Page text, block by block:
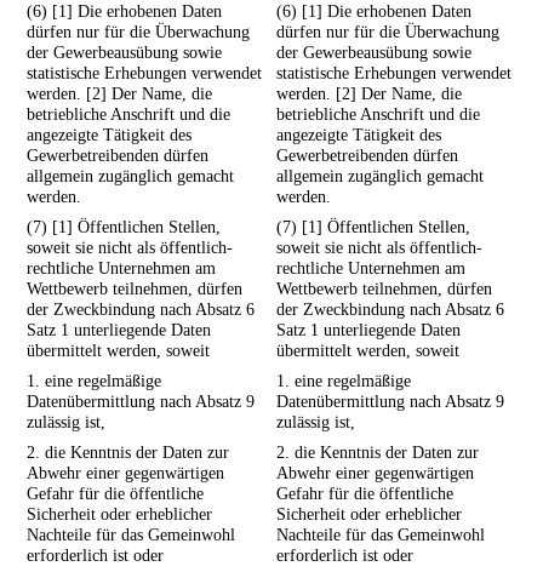
(6) [1] Die erhobenen Daten
dürfen nur für die Überwachung
der Gewerbeausübung sowie
statistische Erhebungen verwendet
werden. [2] Der Name, die
betriebliche Anschrift und die
angezeigte Tätigkeit des
Gewerbetreibenden dürfen
allgemein zugänglich gemacht
werden.
(6) [1] Die erhobenen Daten
dürfen nur für die Überwachung
der Gewerbeausübung sowie
statistische Erhebungen verwendet
werden. [2] Der Name, die
betriebliche Anschrift und die
angezeigte Tätigkeit des
Gewerbetreibenden dürfen
allgemein zugänglich gemacht
werden.
(7) [1] Öffentlichen Stellen,
soweit sie nicht als öffentlich-
rechtliche Unternehmen am
Wettbewerb teilnehmen, dürfen
der Zweckbindung nach Absatz 6
Satz 1 unterliegende Daten
übermittelt werden, soweit
(7) [1] Öffentlichen Stellen,
soweit sie nicht als öffentlich-
rechtliche Unternehmen am
Wettbewerb teilnehmen, dürfen
der Zweckbindung nach Absatz 6
Satz 1 unterliegende Daten
übermittelt werden, soweit
1. eine regelmäßige
Datenübermittlung nach Absatz 9
zulässig ist,
1. eine regelmäßige
Datenübermittlung nach Absatz 9
zulässig ist,
2. die Kenntnis der Daten zur
Abwehr einer gegenwärtigen
Gefahr für die öffentliche
Sicherheit oder erheblicher
Nachteile für das Gemeinwohl
erforderlich ist oder
2. die Kenntnis der Daten zur
Abwehr einer gegenwärtigen
Gefahr für die öffentliche
Sicherheit oder erheblicher
Nachteile für das Gemeinwohl
erforderlich ist oder